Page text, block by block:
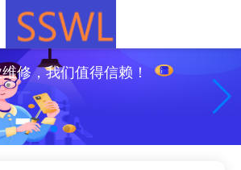
修，我们值得信赖！